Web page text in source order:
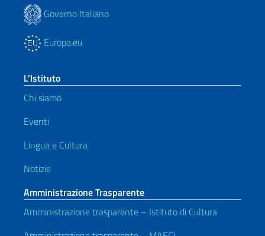
Governo Italiano
Europa.eu
L’Istituto
Chi siamo
Eventi
Lingua e Cultura
Notizie
Amministrazione Trasparente
Amministrazione trasparente – Istituto di Cultura